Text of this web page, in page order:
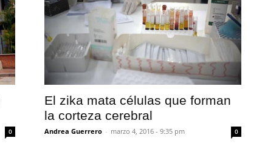
0
El zika mata células que forman
la corteza cerebral
Andrea Guerrero - marzo 4, 2016 - 9:35 pm 0